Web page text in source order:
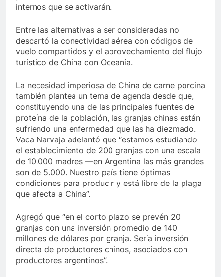
internos que se activarán.
Entre las alternativas a ser consideradas no
descartó la conectividad aérea con códigos de
vuelo compartidos y el aprovechamiento del flujo
turístico de China con Oceanía.
La necesidad imperiosa de China de carne porcina
también plantea un tema de agenda desde que,
constituyendo una de las principales fuentes de
proteína de la población, las granjas chinas están
sufriendo una enfermedad que las ha diezmado.
Vaca Narvaja adelantó que “estamos estudiando
el establecimiento de 200 granjas con una escala
de 10.000 madres —en Argentina las más grandes
son de 5.000. Nuestro país tiene óptimas
condiciones para producir y está libre de la plaga
que afecta a China”.
Agregó que “en el corto plazo se prevén 20
granjas con una inversión promedio de 140
millones de dólares por granja. Sería inversión
directa de productores chinos, asociados con
productores argentinos”.